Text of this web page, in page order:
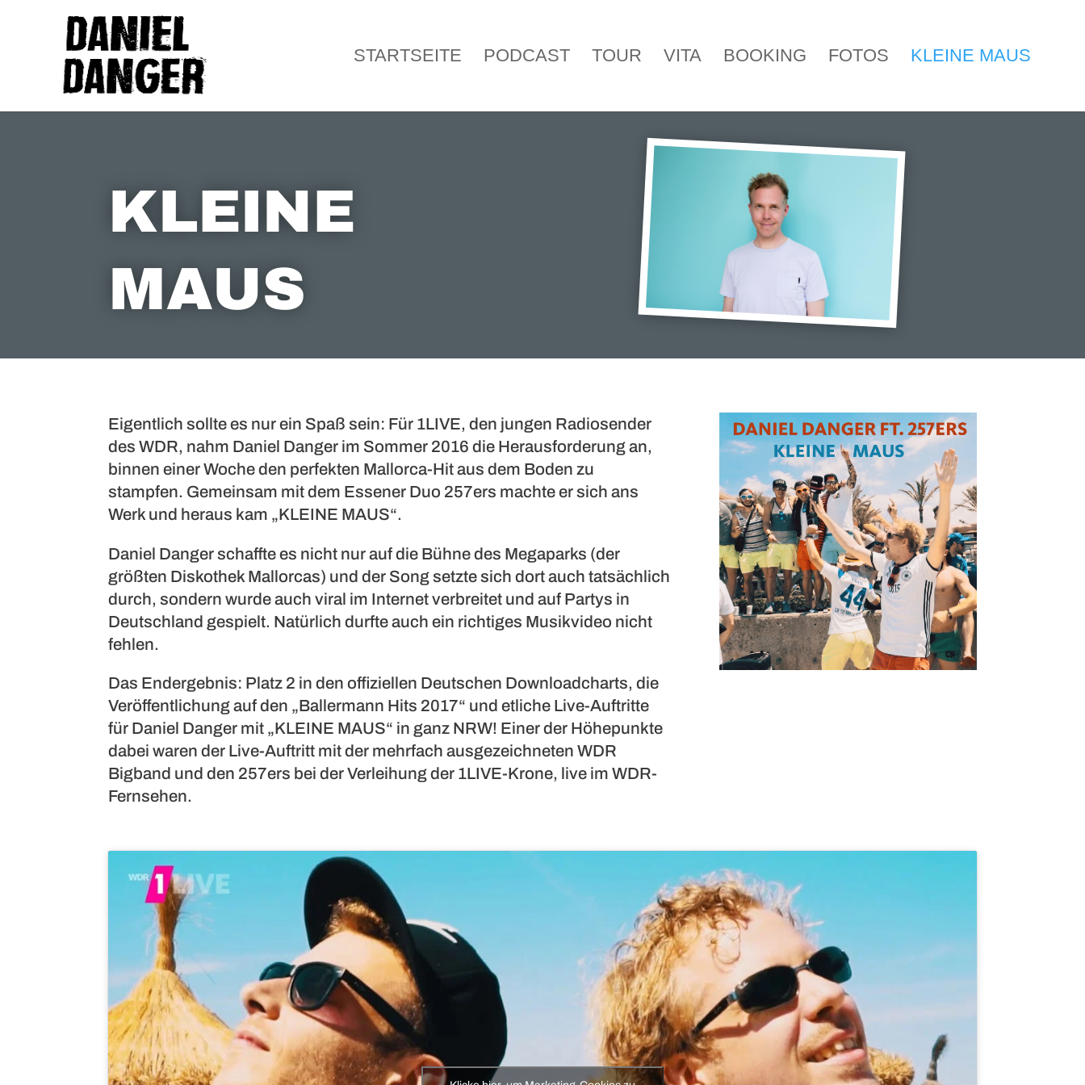
STARTSEITE PODCAST TOUR VITA BOOKING FOTOS KLEINE MAUS
KLEINE
MAUS
Eigentlich sollte es nur ein Spaß sein: Für 1LIVE, den jungen Radiosender
des WDR, nahm Daniel Danger im Sommer 2016 die Herausforderung an,
binnen einer Woche den perfekten Mallorca-Hit aus dem Boden zu
stampfen. Gemeinsam mit dem Essener Duo 257ers machte er sich ans
Werk und heraus kam „KLEINE MAUS“.
Daniel Danger schaffte es nicht nur auf die Bühne des Megaparks (der
größten Diskothek Mallorcas) und der Song setzte sich dort auch tatsächlich
durch, sondern wurde auch viral im Internet verbreitet und auf Partys in
Deutschland gespielt. Natürlich durfte auch ein richtiges Musikvideo nicht
fehlen.
Das Endergebnis: Platz 2 in den offiziellen Deutschen Downloadcharts, die
Veröffentlichung auf den „Ballermann Hits 2017“ und etliche Live-Auftritte
für Daniel Danger mit „KLEINE MAUS“ in ganz NRW! Einer der Höhepunkte
dabei waren der Live-Auftritt mit der mehrfach ausgezeichneten WDR
Bigband und den 257ers bei der Verleihung der 1LIVE-Krone, live im WDR-
Fernsehen.